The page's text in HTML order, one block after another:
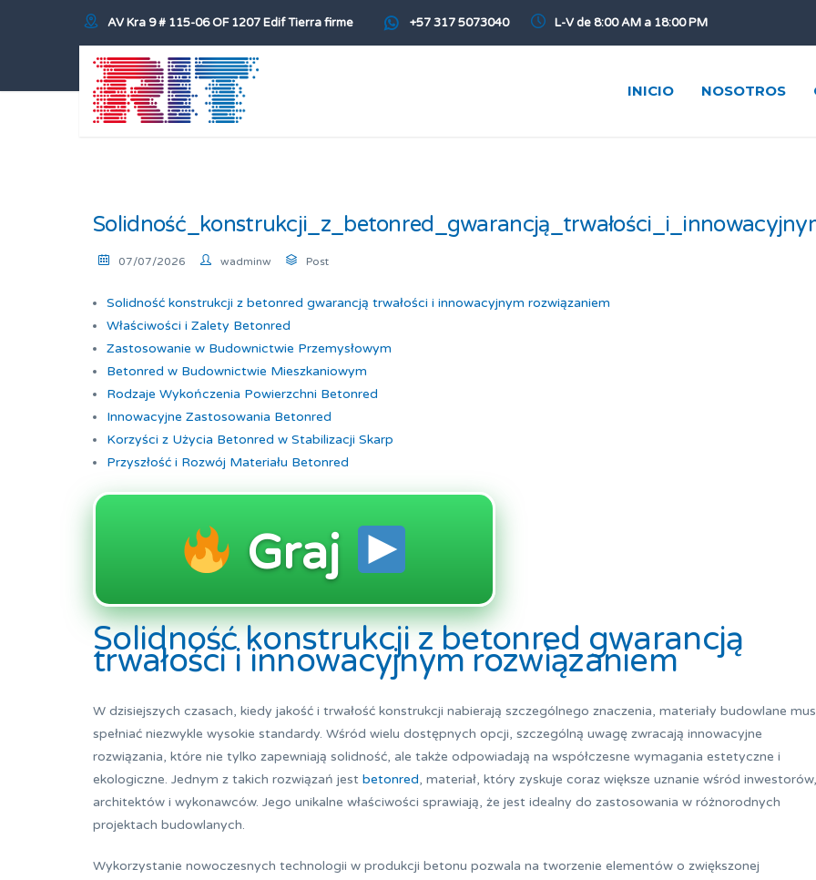
AV Kra 9 # 115-06 OF 1207 Edif Tierra firme +57 317 5073040 L-V de 8:00 AM a 18:00 PM
INICIO NOSOTROS
07/07/2026 wadminw Post
Solidność konstrukcji z betonred gwarancją trwałości i innowacyjnym rozwiązaniem
Właściwości i Zalety Betonred
Zastosowanie w Budownictwie Przemysłowym
Betonred w Budownictwie Mieszkaniowym
Rodzaje Wykończenia Powierzchni Betonred
Innowacyjne Zastosowania Betonred
Korzyści z Użycia Betonred w Stabilizacji Skarp
Przyszłość i Rozwój Materiału Betonred
Graj
Solidność konstrukcji z betonred gwarancją
trwałości i innowacyjnym rozwiązaniem
W dzisiejszych czasach, kiedy jakość i trwałość konstrukcji nabierają szczególnego znaczenia, materiały budowlane
spełniać niezwykle wysokie standardy. Wśród wielu dostępnych opcji, szczególną uwagę zwracają innowacyjne
rozwiązania, które nie tylko zapewniają solidność, ale także odpowiadają na współczesne wymagania estetyczne i
ekologiczne. Jednym z takich rozwiązań jest betonred, materiał, który zyskuje coraz większe uznanie wśród inwestorów,
architektów i wykonawców. Jego unikalne właściwości sprawiają, że jest idealny do zastosowania w różnorodnych
projektach budowlanych.
Wykorzystanie nowoczesnych technologii w produkcji betonu pozwala na tworzenie elementów o zwiększonej